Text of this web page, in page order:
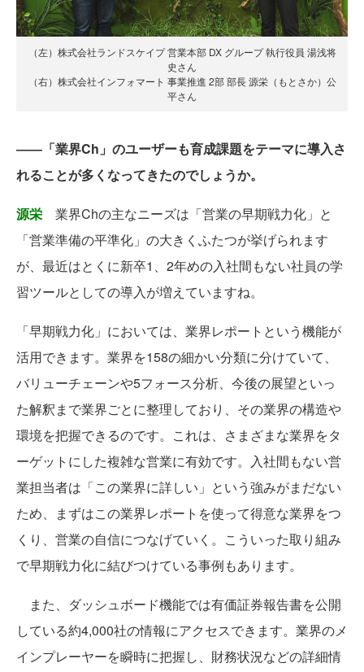
（左）株式会社ランドスケイプ 営業本部 DX グループ 執行役員 湯浅将
史さん
（右）株式会社インフォマート 事業推進 2部 部長 源栄（もとさか）公
平さん
――「業界Ch」のユーザーも育成課題をテーマに導入さ
れることが多くなってきたのでしょうか。
源栄 業界Chの主なニーズは「営業の早期戦力化」と
「営業準備の平準化」の大きくふたつが挙げられます
が、最近はとくに新卒1、2年めの入社間もない社員の学
習ツールとしての導入が増えていますね。
「早期戦力化」においては、業界レポートという機能が
活用できます。業界を158の細かい分類に分けていて、
バリューチェーンや5フォース分析、今後の展望といっ
た解釈まで業界ごとに整理しており、その業界の構造や
環境を把握できるのです。これは、さまざまな業界をタ
ーゲットにした複雑な営業に有効です。入社間もない営
業担当者は「この業界に詳しい」という強みがまだない
ため、まずはこの業界レポートを使って得意な業界をつ
くり、営業の自信につなげていく。こういった取り組み
で早期戦力化に結びつけている事例もあります。
また、ダッシュボード機能では有価証券報告書を公開
している約4,000社の情報にアクセスできます。業界のメ
インプレーヤーを瞬時に把握し、財務状況などの詳細情